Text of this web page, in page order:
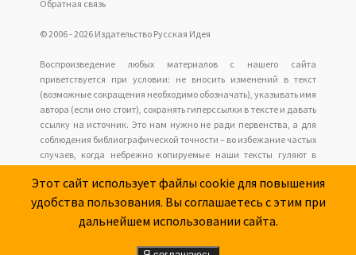
Обратная связь
© 2006 - 2026 Издательство Русская Идея
Воспроизведение любых материалов с нашего сайта
приветствуется при условии: не вносить изменений в текст
(возможные сокращения необходимо обозначать), указывать имя
автора (если оно стоит), сохранять гиперссылки в тексте и давать
ссылку на источник. Это нам нужно не ради первенства, а для
соблюдения библиографической точности – во избежание частых
случаев, когда небрежно копируемые наши тексты гуляют в
читателей нет возможности обратиться к оригиналу.
Наш сайт не имеет отношения к оформлению и содержанию
размещаемых сайтов рекламы.
Этот сайт использует файлы cookie для повышения
удобства пользования. Вы соглашаетесь с этим при
дальнейшем использовании сайта.